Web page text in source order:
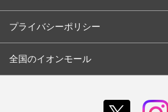
プライバシーポリシー
全国のイオンモール